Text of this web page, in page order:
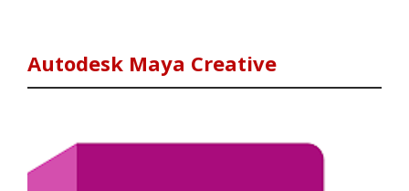
Autodesk Maya Creative